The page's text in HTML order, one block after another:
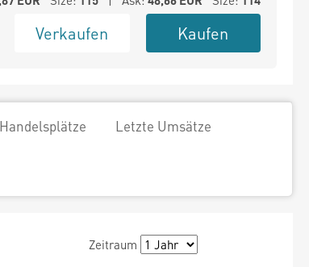
Verkaufen Kaufen
Letzte Umsätze
Zeitraum